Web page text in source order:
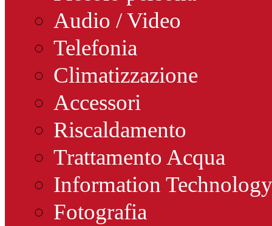
Audio / Video
Telefonia
Climatizzazione
Accessori
Riscaldamento
Trattamento Acqua
Information Technology
Fotografia